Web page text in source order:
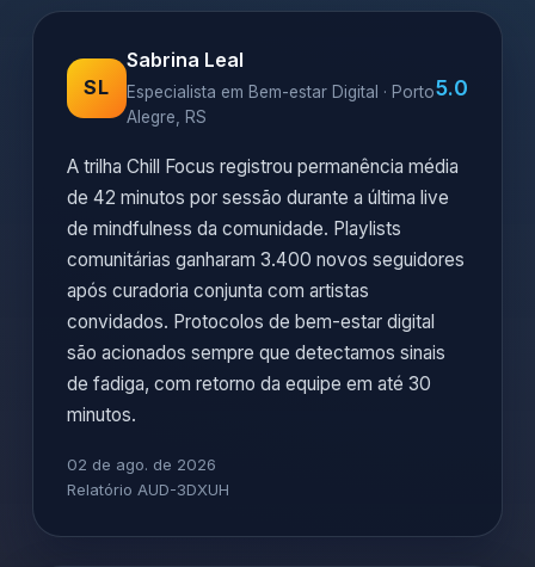
SL
Sabrina Leal
Especialista em Bem-estar Digital · Porto
Alegre, RS
5.0
A trilha Chill Focus registrou permanência média
de 42 minutos por sessão durante a última live
de mindfulness da comunidade. Playlists
comunitárias ganharam 3.400 novos seguidores
após curadoria conjunta com artistas
convidados. Protocolos de bem-estar digital
são acionados sempre que detectamos sinais
de fadiga, com retorno da equipe em até 30
minutos.
02 de ago. de 2026
Relatório AUD-3DXUH